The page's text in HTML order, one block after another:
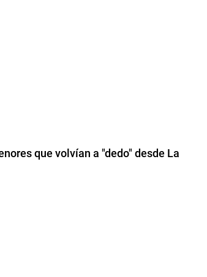
que volvían a "dedo" desde La